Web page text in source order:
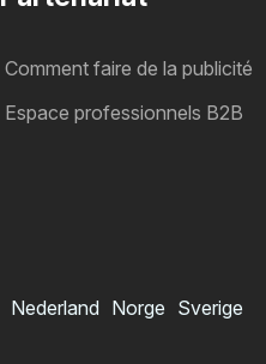
Comment faire de la publicité
Espace professionnels B2B
Nederland Norge Sverige